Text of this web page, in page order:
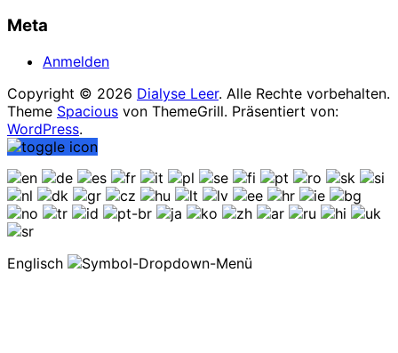
Meta
Anmelden
Copyright © 2026 Dialyse Leer. Alle Rechte vorbehalten.
Theme Spacious von ThemeGrill. Präsentiert von:
WordPress.
Englisch